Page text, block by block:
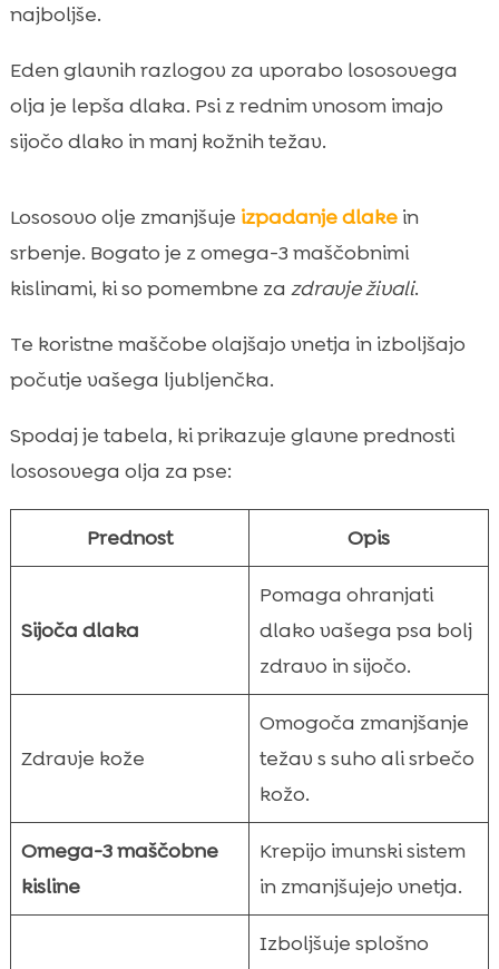
najboljše.
Eden glavnih razlogov za uporabo lososovega
olja je lepša dlaka. Psi z rednim vnosom imajo
sijočo dlako in manj kožnih težav.
Lososovo olje zmanjšuje izpadanje dlakein
srbenje. Bogato je z omega-3 maščobnimi
kislinami, ki so pomembne za zdravje živali.
Te koristne maščobe olajšajo vnetja in izboljšajo
počutje vašega ljubljenčka.
Spodaj je tabela, ki prikazuje glavne prednosti
lososovega olja za pse:
Prednost Opis
Sijoča dlaka
Pomaga ohranjati
dlako vašega psa bolj
zdravo in sijočo.
Zdravje kože
Omogoča zmanjšanje
težav s suho ali srbečo
kožo.
Omega-3 maščobne
kisline
Krepijo imunski sistem
in zmanjšujejo vnetja.
Izboljšuje splošno